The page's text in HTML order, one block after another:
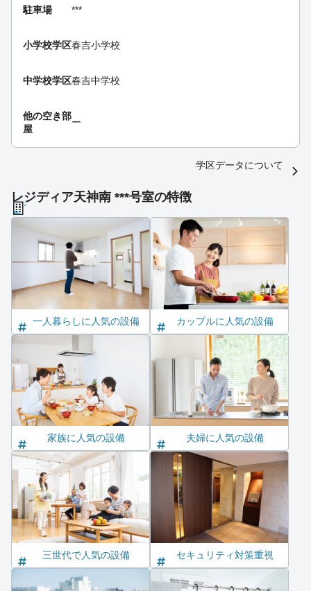
駐車場 ***
小学校学区春吉小学校
中学校学区春吉中学校
他の空き部
屋
ー
学区データについて
レジディア天神南 ***号室の特徴
一人暮らしに人気の設備 カップルに人気の設備
家族に人気の設備 夫婦に人気の設備
三世代で人気の設備 セキュリティ対策重視